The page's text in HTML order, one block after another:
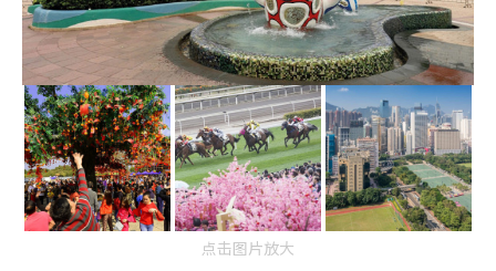
点击图片放大